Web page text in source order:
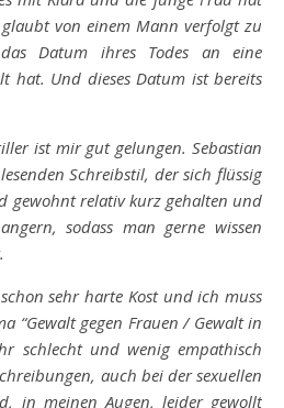
von einem Mann verfolgt zu
Datum ihres Todes an eine
hat. Und dieses Datum ist bereits
ist mir gut gelungen. Sebastian
Schreibstil, der sich flüssig
gewohnt relativ kurz gehalten und
sodass man gerne wissen
sehr harte Kost und ich muss
“Gewalt gegen Frauen / Gewalt in
schlecht und wenig empathisch
auch bei der sexuellen
in meinen Augen, leider gewollt